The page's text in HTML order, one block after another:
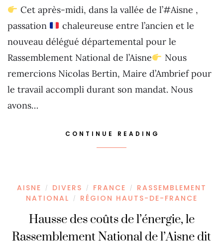
Cet après-midi, dans la vallée de l’#Aisne ,
passation
chaleureuse entre l’ancien et le
nouveau délégué départemental pour le
Rassemblement National de l’Aisne
Nous
remercions Nicolas Bertin, Maire d’Ambrief pour
le travail accompli durant son mandat. Nous
avons…
CONTINUE READING
AISNE / DIVERS / FRANCE /
RASSEMBLEMENT
NATIONAL
/ RÉGION HAUTS-DE-FRANCE
Hausse des coûts de l’énergie, le
Rassemblement National de l’Aisne dit